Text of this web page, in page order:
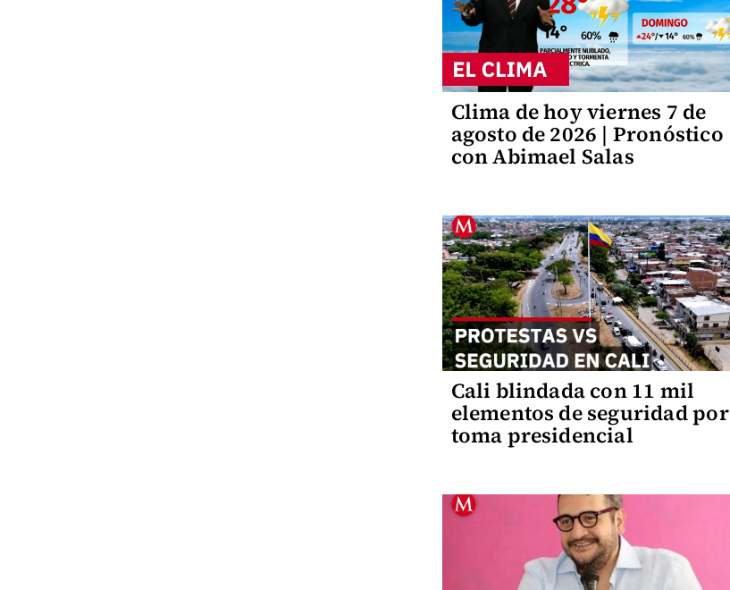
Clima de hoy viernes 7 de
agosto de 2026 | Pronóstico
con Abimael Salas
Cali blindada con 11 mil
elementos de seguridad por
toma presidencial